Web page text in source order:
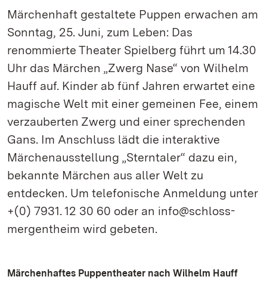
Märchenhaft gestaltete Puppen erwachen am
Sonntag, 25. Juni, zum Leben: Das
renommierte Theater Spielberg führt um 14.30
Uhr das Märchen „Zwerg Nase“ von Wilhelm
Hauff auf. Kinder ab fünf Jahren erwartet eine
magische Welt mit einer gemeinen Fee, einem
verzauberten Zwerg und einer sprechenden
Gans. Im Anschluss lädt die interaktive
Märchenausstellung „Sterntaler“ dazu ein,
bekannte Märchen aus aller Welt zu
entdecken. Um telefonische Anmeldung unter
+(0) 7931. 12 30 60 oder an info@schloss-
mergentheim wird gebeten.
Märchenhaftes Puppentheater nach Wilhelm Hauff